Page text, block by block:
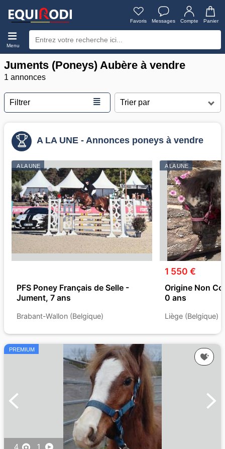
Favoris Messages Compte Panier
Menu
Juments (Poneys) Aubère à vendre
1 annonces
Filtrer ≣
A LA UNE - Annonces poneys à vendre
A LA UNE
PFS Poney Français de Selle -
Jument, 7 ans
Brabant-Wallon (Belgique)
A LA UNE
1 550 €
Origine Non
0 ans
Liège (Belgique)
PREMIUM
4 1